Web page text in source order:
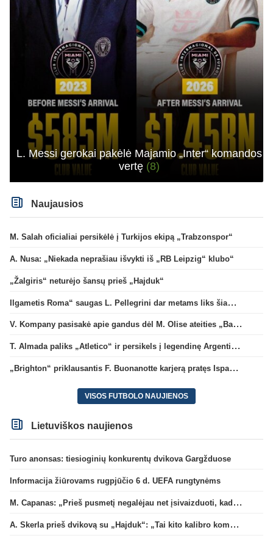
L. Messi gerokai pakėlė Majamio „Inter“ komandos
vertę (8)
Naujausios
M. Salah oficialiai persikėlė į Turkijos ekipą „Trabzonspor“
A. Nusa: „Niekada neprašiau išvykti iš „RB Leipzig“ klubo“
„Žalgiris“ neturėjo šansų prieš „Hajduk“
Ilgametis Roma“ saugas L. Pellegrini dar metams liks šiame klube
V. Kompany pasisakė apie gandus dėl M. Olise ateities „Bayern“ gretose
T. Almada paliks „Atletico“ ir persikels į legendinę Argentinos ekipą
„Brighton“ priklausantis F. Buonanotte karjerą pratęs Ispanijoje
VISOS FUTBOLO NAUJIENOS
Lietuviškos naujienos
Turo anonsas: tiesioginių konkurentų dvikova Gargžduose
Informacija žiūrovams rugpjūčio 6 d. UEFA rungtynėms
M. Capanas: „Prieš pusmetį negalėjau net įsivaizduoti, kad žaisime prieš „Hajduk“
A. Skerla prieš dvikovą su „Hajduk“: „Tai kito kalibro komanda“